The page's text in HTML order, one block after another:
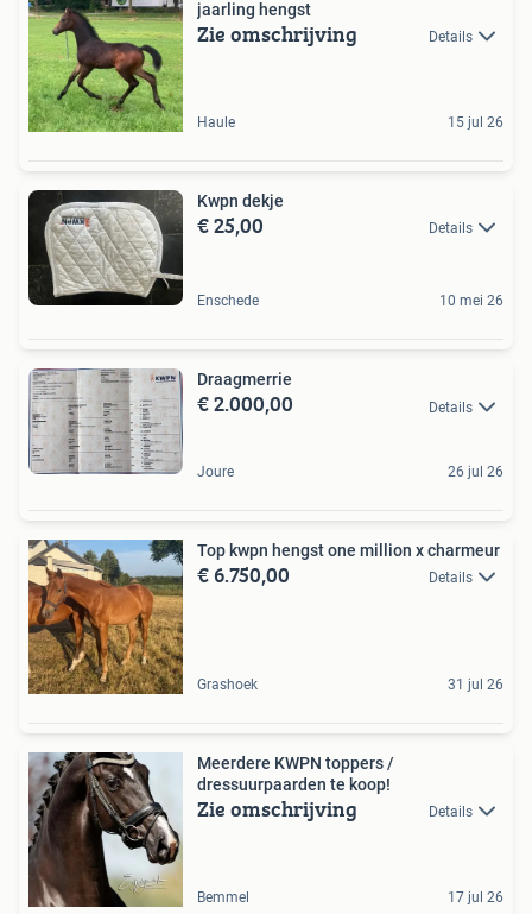
jaarling hengst
Zie omschrijving Details
Haule 15 jul 26
Kwpn dekje
€ 25,00 Details
Enschede 10 mei 26
Draagmerrie
€ 2.000,00 Details
Joure 26 jul 26
Top kwpn hengst one million x charmeur
€ 6.750,00 Details
Grashoek 31 jul 26
Meerdere KWPN toppers /
dressuurpaarden te koop!
Zie omschrijving Details
Bemmel 17 jul 26